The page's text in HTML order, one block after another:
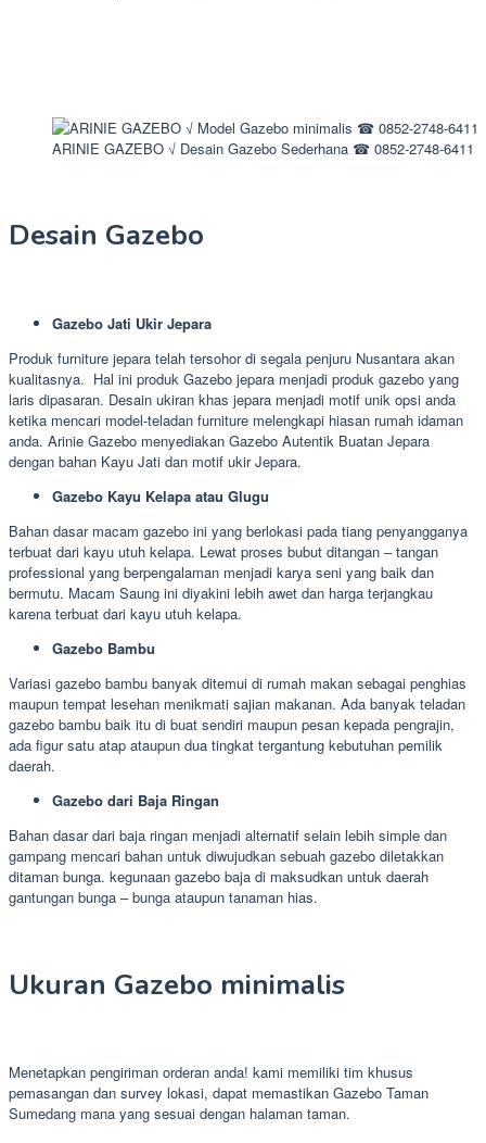
ARINIE GAZEBO √ Desain Gazebo Sederhana ☎ 0852-2748-6411
Desain Gazebo
Gazebo Jati Ukir Jepara
Produk furniture jepara telah tersohor di segala penjuru Nusantara akan
kualitasnya. Hal ini produk Gazebo jepara menjadi produk gazebo yang
laris dipasaran. Desain ukiran khas jepara menjadi motif unik opsi anda
ketika mencari model-teladan furniture melengkapi hiasan rumah idaman
anda. Arinie Gazebo menyediakan Gazebo Autentik Buatan Jepara
dengan bahan Kayu Jati dan motif ukir Jepara.
Gazebo Kayu Kelapa atau Glugu
Bahan dasar macam gazebo ini yang berlokasi pada tiang penyangganya
terbuat dari kayu utuh kelapa. Lewat proses bubut ditangan – tangan
professional yang berpengalaman menjadi karya seni yang baik dan
bermutu. Macam Saung ini diyakini lebih awet dan harga terjangkau
karena terbuat dari kayu utuh kelapa.
Gazebo Bambu
Variasi gazebo bambu banyak ditemui di rumah makan sebagai penghias
maupun tempat lesehan menikmati sajian makanan. Ada banyak teladan
gazebo bambu baik itu di buat sendiri maupun pesan kepada pengrajin,
ada figur satu atap ataupun dua tingkat tergantung kebutuhan pemilik
daerah.
Gazebo dari Baja Ringan
Bahan dasar dari baja ringan menjadi alternatif selain lebih simple dan
gampang mencari bahan untuk diwujudkan sebuah gazebo diletakkan
ditaman bunga. kegunaan gazebo baja di maksudkan untuk daerah
gantungan bunga – bunga ataupun tanaman hias.
Ukuran Gazebo minimalis
Menetapkan pengiriman orderan anda! kami memiliki tim khusus
pemasangan dan survey lokasi, dapat memastikan Gazebo Taman
Sumedang mana yang sesuai dengan halaman taman.